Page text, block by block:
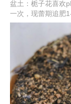
盆土：栀子花喜欢
一次，现蕾期追肥
肥。浇水：保持盆
足，除七八月份正